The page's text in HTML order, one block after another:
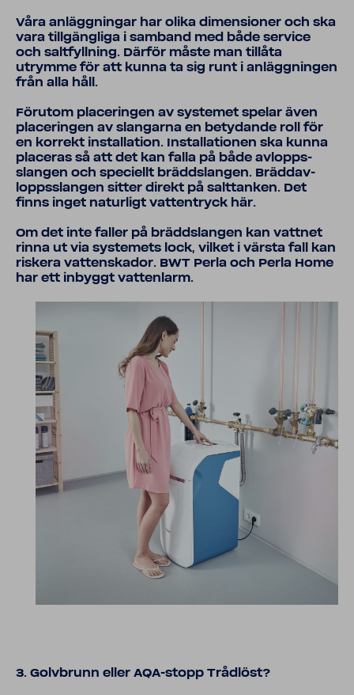
Våra anlägg­ningar har olika dimen­sioner och ska
vara till­gäng­liga i samband med både service
och salt­fyll­ning. Därför måste man tillåta
utrymme för att kunna ta sig runt i anlägg­ningen
från alla håll.
Förutom place­ringen av systemet spelar även
place­ringen av slang­arna en bety­dande roll för
en korrekt instal­la­tion. Instal­la­tionen ska kunna
placeras så att det kan falla på både avlopps­
slangen och speci­ellt brädd­slangen. Bräd­dav­
lopps­slangen sitter direkt på salt­tanken. Det
finns inget natur­ligt vatten­tryck här.
Om det inte faller på brädd­slangen kan vattnet
rinna ut via syste­mets lock, vilket i värsta fall kan
riskera vatten­skador. BWT Perla och Perla Home
har ett inbyggt vatten­larm.
3. Golv­brunn eller AQA-​stopp Tråd­löst?